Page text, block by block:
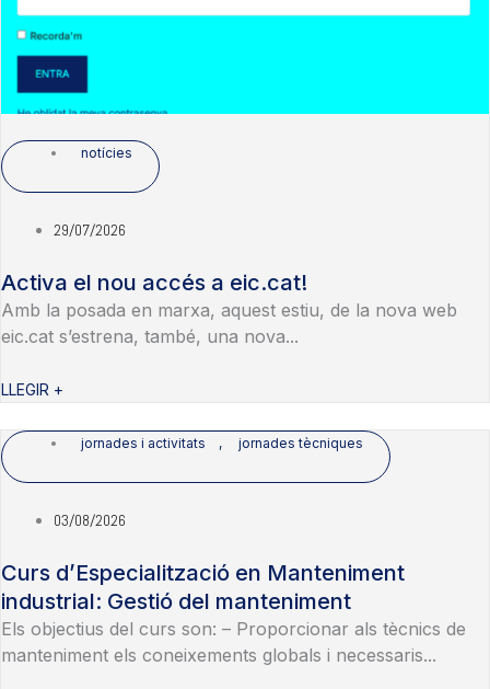
notícies
29/07/2026
Activa el nou accés a eic.cat!
Amb la posada en marxa, aquest estiu, de la nova web
eic.cat s’estrena, també, una nova...
LLEGIR +
jornades i activitats , jornades tècniques
03/08/2026
Curs d’Especialització en Manteniment
industrial: Gestió del manteniment
Els objectius del curs son: – Proporcionar als tècnics de
manteniment els coneixements globals i necessaris...